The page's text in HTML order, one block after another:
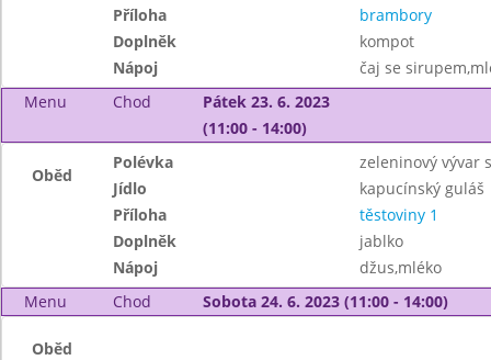
Příloha
brambory
Doplněk
kompot
Nápoj
čaj se
Menu
Chod
Pátek 23. 6. 2023
(11:00 - 14:00)
Oběd
Polévka
zeleninový vývar
Jídlo
kapucínský guláš
Příloha
těstoviny 1
Doplněk
jablko
Nápoj
džus,mléko
Menu
Chod Sobota 24. 6. 2023 (11:00 - 14:00)
Oběd